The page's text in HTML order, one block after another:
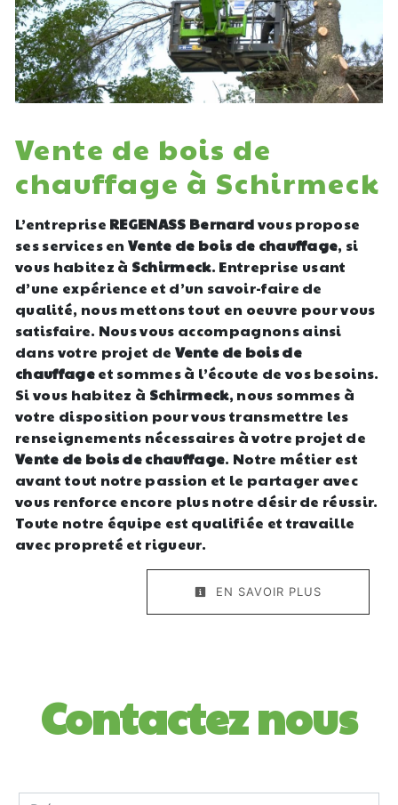
Vente de bois de
chauffage à Schirmeck
L’entreprise REGENASS Bernardvous propose
ses services enVente de bois de chauffage, si
vous habitez à Schirmeck. Entreprise usant
d’une expérience et d’un savoir-faire de
qualité, nous mettons tout en oeuvre pour vous
satisfaire. Nous vous accompagnons ainsi
dans votre projet de Vente de bois de
chauffageet sommes à l’écoute de vos besoins.
Si vous habitez à Schirmeck, nous sommes à
votre disposition pour vous transmettre les
renseignements nécessaires à votre projet de
Vente de bois de chauffage. Notre métier est
avant tout notre passion et le partager avec
vous renforce encore plus notre désir de réussir.
Toute notre équipe est qualifiée et travaille
avec propreté et rigueur.
EN SAVOIR PLUS
Contactez nous